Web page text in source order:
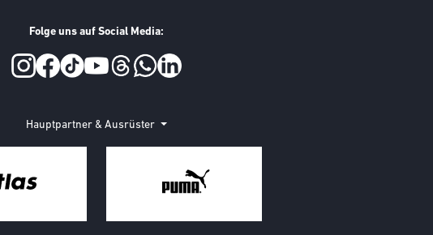
Folge uns auf Social Media:
Hauptpartner & Ausrüster